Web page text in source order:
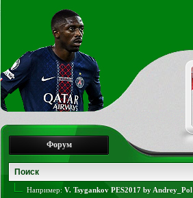
Форум
Например: V. Tsygankov PES2017 by Andrey_Pol